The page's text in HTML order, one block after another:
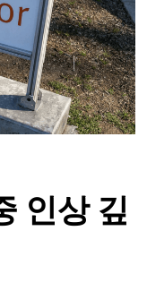
인상 깊